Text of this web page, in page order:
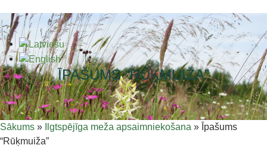
ĪPAŠUMS “RŪĶMUIŽA”
Sākums » Ilgtspējīga meža apsaimniekošana » Īpašums
“Rūķmuiža”